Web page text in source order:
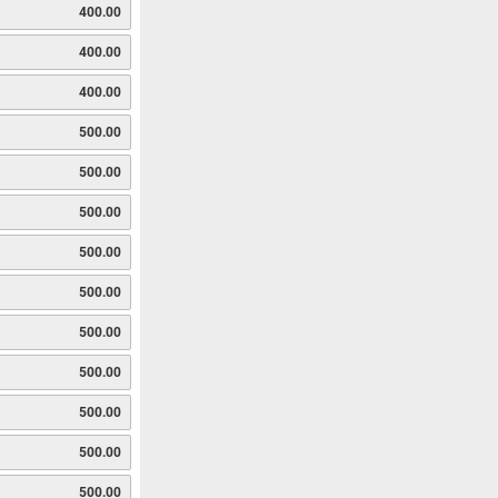
400.00
400.00
400.00
500.00
500.00
500.00
500.00
500.00
500.00
500.00
500.00
500.00
500.00